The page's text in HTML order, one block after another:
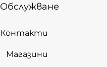
Обслужване
Контакти
Магазини